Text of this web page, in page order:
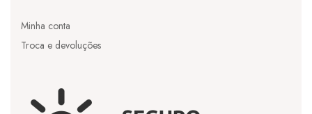
Minha conta
Troca e devoluções